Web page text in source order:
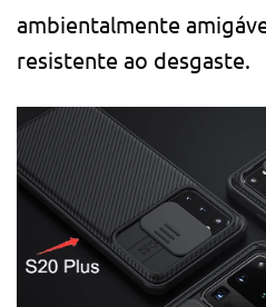
ambientalmente
resistente ao desgaste.